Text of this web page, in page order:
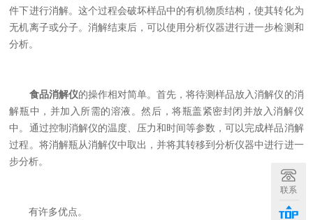
件下进行消解。这个过程会破坏样品中的有机物质结构，使其转化为
无机离子或分子。消解结束后，可以使用分析仪器进行进一步检测和
分析。
食品消解仪的操作相对简单。首先，将待测样品放入消解仪的消
解瓶中，并加入所需的溶液。然后，将瓶盖紧密封闭并放入消解仪
中。通过控制消解仪的温度、压力和时间等参数，可以完成样品消解
过程。将消解瓶从消解仪中取出，并将其转移到分析仪器中进行进一
步分析。
有许多优点。
联系